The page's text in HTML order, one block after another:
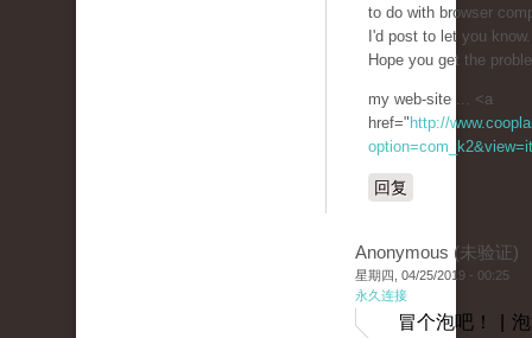
to do with browser
I'd post to let you
Hope you get the
my web-site ... <a
href=" http://
回复
Anonymous (未验证)
星期四, 04/25/2019 - 00:25
永久连接
冒个泡吧！ |